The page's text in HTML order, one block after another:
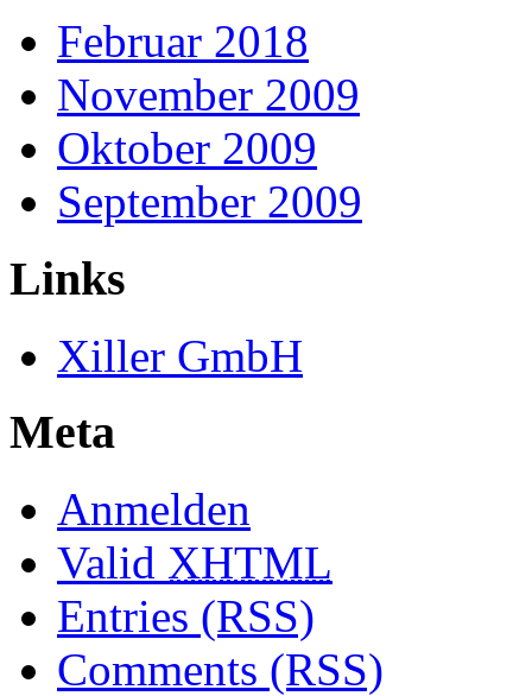
Februar 2018
November 2009
Oktober 2009
September 2009
Links
Xiller GmbH
Meta
Anmelden
Valid XHTML
Entries (RSS)
Comments (RSS)